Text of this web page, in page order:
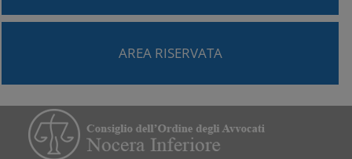
AREA RISERVATA